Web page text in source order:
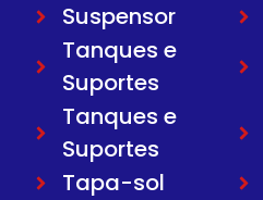
Suspensor
Tanques e
Suportes
Tanques e
Suportes
Tapa-sol